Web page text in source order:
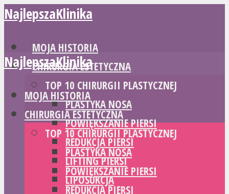
NajlepszaKlinika
MOJA HISTORIA
CHIRURGIA ESTETYCZNA
TOP 10 CHIRURGII PLASTYCZNEJ
PLASTYKA NOSA
POWIĘKSZANIE PIERSI
REDUKCJA PIERSI
LIFTING PIERSI
LIPOSUKCJA
NajlepszaKlinika
MOJA HISTORIA
CHIRURGIA ESTETYCZNA
TOP 10 CHIRURGII PLASTYCZNEJ
PLASTYKA NOSA
POWIĘKSZANIE PIERSI
REDUKCJA PIERSI